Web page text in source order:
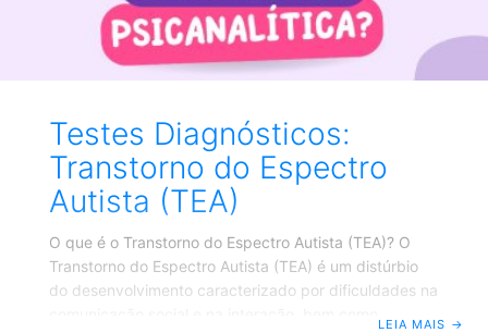
Testes Diagnósticos:
Transtorno do Espectro
Autista (TEA)
O que é o Transtorno do Espectro Autista (TEA)? O
Transtorno do Espectro Autista (TEA) é um distúrbio
do desenvolvimento caracterizado por dificuldades na
LEIA MAIS →